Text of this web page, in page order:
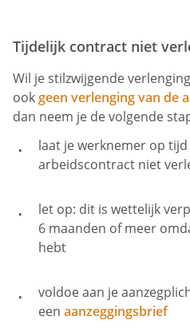
Tijdelijk contract niet
Wil je stilzwijgende
ookgeen verlenging van de
dan neem je de volgende
laat je werknemer op
arbeidscontract niet
let op: dit is wettelijk
6 maanden of meer
hebt
voldoe aan je
een aanzeggingsbrief